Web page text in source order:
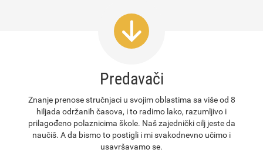
Predavači
Znanje prenose stručnjaci u svojim oblastima sa više od 8
hiljada održanih časova, i to radimo lako, razumljivo i
prilagođeno polaznicima škole. Naš zajednički cilj jeste da
naučiš. A da bismo to postigli i mi svakodnevno učimo i
usavršavamo se.